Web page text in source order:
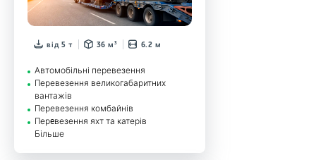
від 5 т 36 м³ 6.2 м
Автомобільні перевезення
Перевезення великогабаритних
вантажів
Перевезення комбайнів
Перeвезення яхт та катерів
Більше